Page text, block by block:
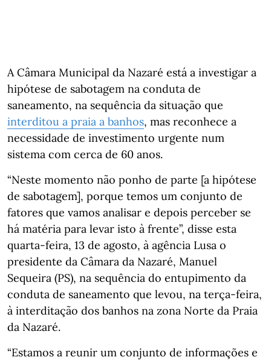
A Câmara Municipal da Nazaré está a investigar a
hipótese de sabotagem na conduta de
saneamento, na sequência da situação que
interditou a praia a banhos, mas reconhece a
necessidade de investimento urgente num
sistema com cerca de 60 anos.
“Neste momento não ponho de parte [a hipótese
de sabotagem], porque temos um conjunto de
fatores que vamos analisar e depois perceber se
há matéria para levar isto à frente”, disse esta
quarta-feira, 13 de agosto, à agência Lusa o
presidente da Câmara da Nazaré, Manuel
Sequeira (PS), na sequência do entupimento da
conduta de saneamento que levou, na terça-feira,
à interditação dos banhos na zona Norte da Praia
da Nazaré.
“Estamos a reunir um conjunto de informações e